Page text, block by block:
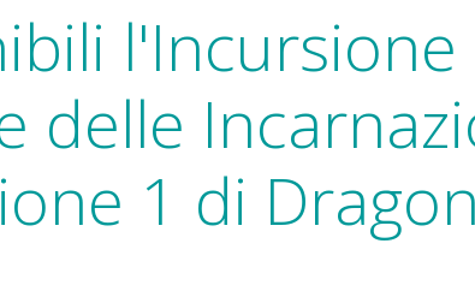
l'Incursione
delle
1 di